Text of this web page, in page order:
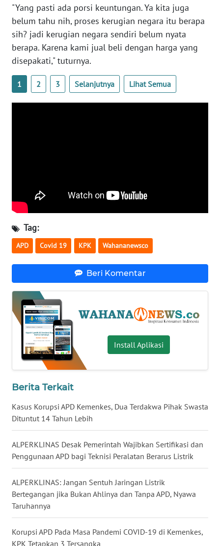
"Yang pasti ada porsi keuntungan. Ya kita juga
belum tahu nih, proses kerugian negara itu berapa
sih? jadi kerugian negara sendiri belum nyata
berapa. Karena kami jual beli dengan harga yang
disepakati," tuturnya.
1 2 3 Selanjutnya Lihat Semua
Tag:
APD Covid 19 KPK Wahananewsco
Beri Komentar
Install Aplikasi
Berita Terkait
Kasus Korupsi APD Kemenkes, Dua Terdakwa Pihak Swasta
Dituntut 14 Tahun Lebih
ALPERKLINAS Desak Pemerintah Wajibkan Sertifikasi dan
Penggunaan APD bagi Teknisi Peralatan Berarus Listrik
ALPERKLINAS: Jangan Sentuh Jaringan Listrik
Bertegangan jika Bukan Ahlinya dan Tanpa APD, Nyawa
Taruhannya
Korupsi APD Pada Masa Pandemi COVID-19 di Kemenkes,
KPK Tetapkan 3 Tersangka
PAPUA
WN
PAPUA
BARAT
WN
SULTRA
WN
NTB
WN
SULBAR
WN
BABEL
SUMBAR
SUMSEL
WN
BENGKULU
WN
LAMPUNG
JATENG